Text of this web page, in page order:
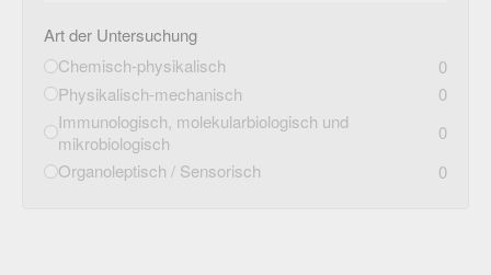
Art der Untersuchung
Chemisch-physikalisch
0
Physikalisch-mechanisch
0
Immunologisch, molekularbiologisch und
mikrobiologisch
0
Organoleptisch / Sensorisch
0